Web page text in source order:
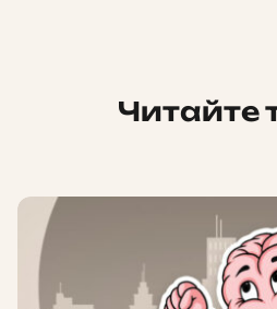
Читайте